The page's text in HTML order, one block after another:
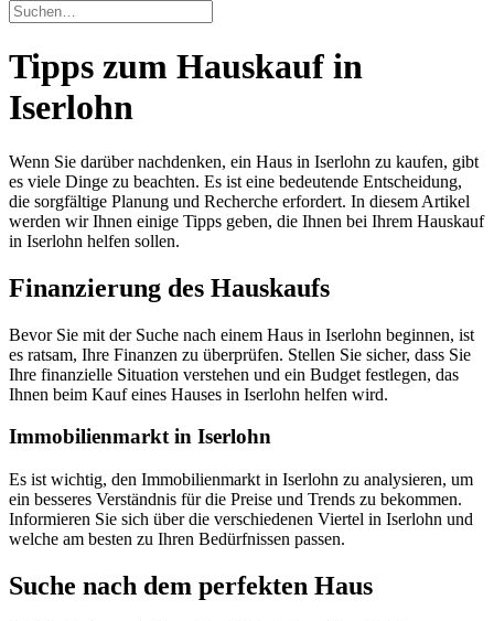
Tipps zum Hauskauf in
Iserlohn
Wenn Sie darüber nachdenken, ein Haus in Iserlohn zu kaufen, gibt
es viele Dinge zu beachten. Es ist eine bedeutende Entscheidung,
die sorgfältige Planung und Recherche erfordert. In diesem Artikel
werden wir Ihnen einige Tipps geben, die Ihnen bei Ihrem Hauskauf
in Iserlohn helfen sollen.
Finanzierung des Hauskaufs
Bevor Sie mit der Suche nach einem Haus in Iserlohn beginnen, ist
es ratsam, Ihre Finanzen zu überprüfen. Stellen Sie sicher, dass Sie
Ihre finanzielle Situation verstehen und ein Budget festlegen, das
Ihnen beim Kauf eines Hauses in Iserlohn helfen wird.
Immobilienmarkt in Iserlohn
Es ist wichtig, den Immobilienmarkt in Iserlohn zu analysieren, um
ein besseres Verständnis für die Preise und Trends zu bekommen.
Informieren Sie sich über die verschiedenen Viertel in Iserlohn und
welche am besten zu Ihren Bedürfnissen passen.
Suche nach dem perfekten Haus